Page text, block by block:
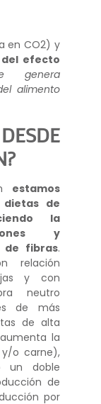
en CO2) y
del efecto
genera
alimento
estamos
dietas de
la
y
de fibras.
relación
y con
neutro
de más
de alta
la
o carne),
un doble
de
por